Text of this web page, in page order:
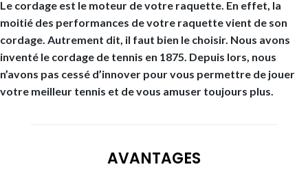
Le cordage est le moteur de votre raquette. En effet, la
moitié des performances de votre raquette vient de son
cordage. Autrement dit, il faut bien le choisir. Nous avons
inventé le cordage de tennis en 1875. Depuis lors, nous
n’avons pas cessé d’innover pour vous permettre de jouer
votre meilleur tennis et de vous amuser toujours plus.
AVANTAGES